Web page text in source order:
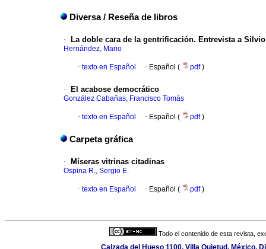
Diversa / Reseña de libros
· La doble cara de la gentrificación. Entrevista a
Hernández, Mario
· texto en Español · Español ( pdf)
· El acabose democrático
González Cabañas, Francisco Tomás
· texto en Español · Español ( pdf)
Carpeta gráfica
· Míseras vitrinas citadinas
Ospina R., Sergio E.
· texto en Español · Español ( pdf)
Todo el contenido de esta revista,